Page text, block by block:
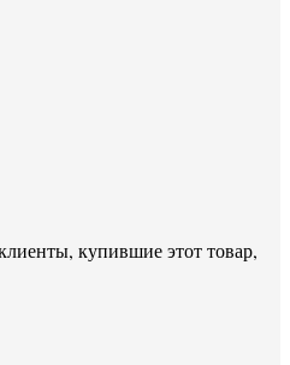
купившие этот товар,